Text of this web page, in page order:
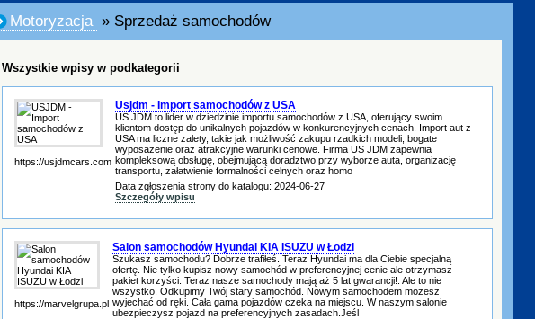
Motoryzacja » Sprzedaż samochodów
Wszystkie wpisy w podkategorii
https://usjdmcars.com
Usjdm - Import samochodów z USA
US JDM to lider w dziedzinie importu samochodów z USA, oferujący swoim
klientom dostęp do unikalnych pojazdów w konkurencyjnych cenach. Import aut z
USA ma liczne zalety, takie jak możliwość zakupu rzadkich modeli, bogate
wyposażenie oraz atrakcyjne warunki cenowe. Firma US JDM zapewnia
kompleksową obsługę, obejmującą doradztwo przy wyborze auta, organizację
transportu, załatwienie formalności celnych oraz homo
Data zgłoszenia strony do katalogu: 2024-06-27
Szczegóły wpisu
https://marvelgrupa.pl
Salon samochodów Hyundai KIA ISUZU w Łodzi
Szukasz samochodu? Dobrze trafiłeś. Teraz Hyundai ma dla Ciebie specjalną
ofertę. Nie tylko kupisz nowy samochód w preferencyjnej cenie ale otrzymasz
pakiet korzyści. Teraz nasze samochody mają aż 5 lat gwarancji!. Ale to nie
wszystko. Odkupimy Twój stary samochód. Nowym samochodem możesz
wyjechać od ręki. Cała gama pojazdów czeka na miejscu. W naszym salonie
ubezpieczysz pojazd na preferencyjnych zasadach.Jeśl